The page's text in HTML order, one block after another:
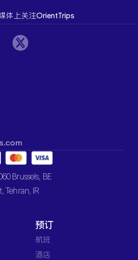
体上关注OrientTrips
Brussels, BE
Tehran, IR
预订
航班
酒店